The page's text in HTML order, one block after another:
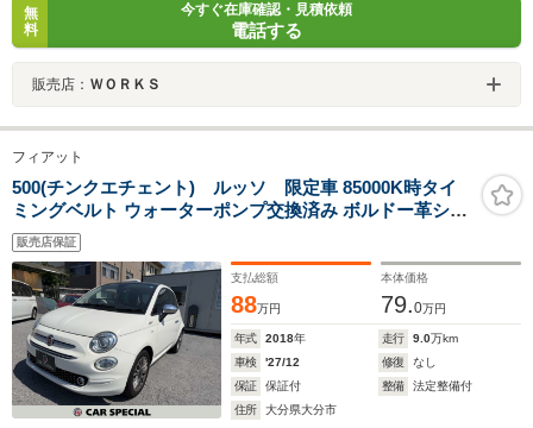
無
料
今すぐ在庫確認・見積依頼
電話する
販売店： ＷＯＲＫＳ
フィアット
500(チンクエチェント) ルッソ 限定車 85000K時タイ
ミングベルト ウォーターポンプ交換済み ボルドー革シー
ト ガラスルーフ
販売店保証
支払総額
88万円
本体価格
79.0万円
年式 2018年 走行 9.0万km
車検
'27/12 修復
なし
保証
保証付 整備
法定整備付
住所
大分県大分市